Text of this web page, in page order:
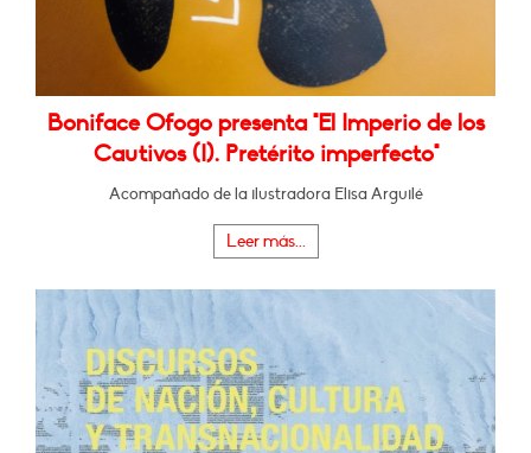
Boniface Ofogo presenta "El Imperio de los
Cautivos (I). Pretérito imperfecto"
Acompañado de la ilustradora Elisa Arguilé
Leer más...